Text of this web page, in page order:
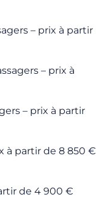
– prix à partir
– prix à
– prix à partir
à partir de 8 850 €
de 4 900 €